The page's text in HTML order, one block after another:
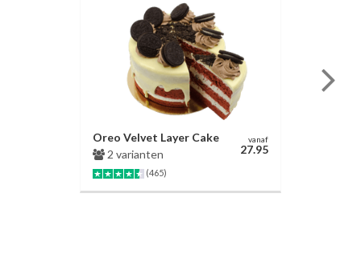
Oreo Velvet Layer Cake
2 varianten
(465)
vanaf
27.95